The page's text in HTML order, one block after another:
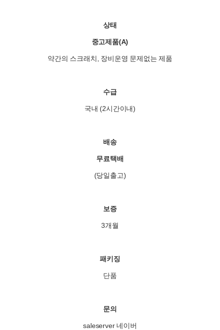
상태
중고제품(A)
약간의 스크래치, 장비운영 문제없는 제품
수급
국내 (2시간이내)
배송
무료택배
(당일출고)
보증
3개월
패키징
단품
문의
saleserver 네이버